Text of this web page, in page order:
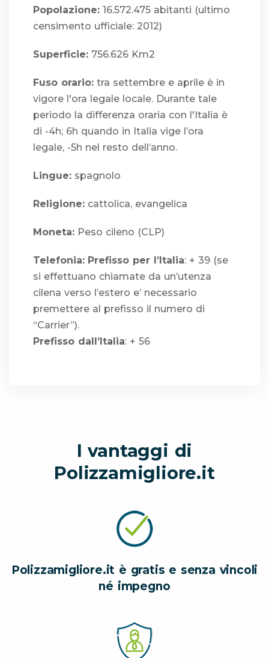
Popolazione: 16.572.475 abitanti (ultimo
censimento ufficiale: 2012)
Superficie: 756.626 Km2
Fuso orario: tra settembre e aprile è in
vigore l'ora legale locale. Durante tale
periodo la differenza oraria con l'Italia è
di -4h; 6h quando in Italia vige l’ora
legale, -5h nel resto dell’anno.
Lingue: spagnolo
Religione: cattolica, evangelica
Moneta: Peso cileno (CLP)
Telefonia: Prefisso per l’Italia: + 39 (se
si effettuano chiamate da un’utenza
cilena verso l’estero e’ necessario
premettere al prefisso il numero di
“Carrier”).
Prefisso dall’Italia: + 56
I vantaggi di
Polizzamigliore.it
Polizzamigliore.it è gratis e senza vincoli
né impegno